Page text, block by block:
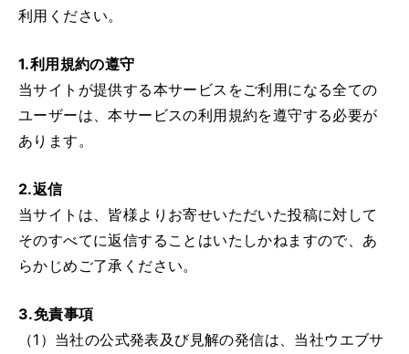
利用ください。
1.利用規約の遵守
当サイトが提供する本サービスをご利用になる全ての
ユーザーは、本サービスの利用規約を遵守する必要が
あります。
2.返信
当サイトは、皆様よりお寄せいただいた投稿に対して
そのすべてに返信することはいたしかねますので、あ
らかじめご了承ください。
3.免責事項
（1） 当社の公式発表及び見解の発信は、当社ウエブサ